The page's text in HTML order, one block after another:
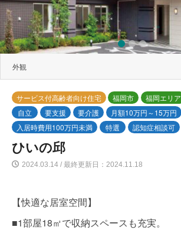
外観
1 2 3
サービス付高齢者向け住宅 福岡市 福岡エリア
自立
要支援 要介護
月額10万円～15万円
入居時費用100万円未満
特選 認知症相談可
ひいの邱
2024.03.14 / 最終更新日：2024.11.18
【快適な居室空間】
■1部屋18㎡で収納スペースも充実。